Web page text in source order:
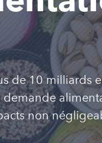
de 10
non